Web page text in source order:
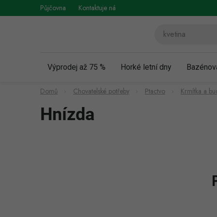
na
Půjčovna Kontaktuje nás
Výprodej až 75 % Horké letní dny
Domů Chovatelské potřeby Ptactvo Krmítka a
Hnízda